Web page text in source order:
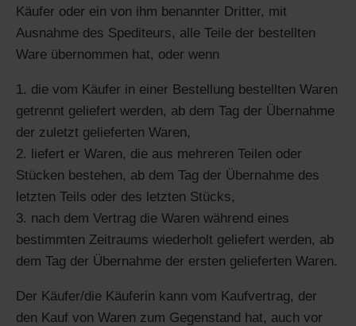
Käufer oder ein von ihm benannter Dritter, mit
Ausnahme des Spediteurs, alle Teile der bestellten
Ware übernommen hat, oder wenn
die vom Käufer in einer Bestellung bestellten Waren
getrennt geliefert werden, ab dem Tag der Übernahme
der zuletzt gelieferten Waren,
liefert er Waren, die aus mehreren Teilen oder
Stücken bestehen, ab dem Tag der Übernahme des
letzten Teils oder des letzten Stücks,
nach dem Vertrag die Waren während eines
bestimmten Zeitraums wiederholt geliefert werden, ab
dem Tag der Übernahme der ersten gelieferten Waren.
Der Käufer/die Käuferin kann vom Kaufvertrag, der
den Kauf von Waren zum Gegenstand hat, auch vor